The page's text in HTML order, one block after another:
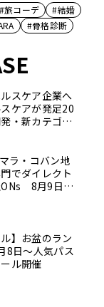
#旅コーデ
#結婚
#骨格診断
スケア企業へ
ケアが発足20
・新カテゴリ
のエピソード
ラ・コバン地
でダイレクト
ONs 8月9日
プアップイベ
】お盆のラン
8日～人気パス
ル開催